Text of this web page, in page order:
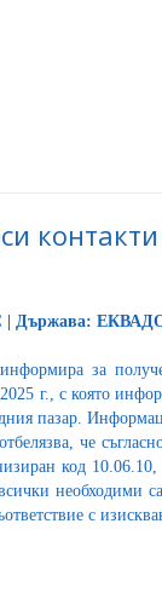
| Държава:
за
г., с която
пазар.
че
код
необходими
с